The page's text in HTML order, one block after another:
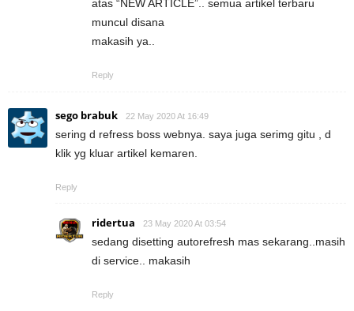
atas “NEW ARTICLE”.. semua artikel terbaru
muncul disana
makasih ya..
Reply
sego brabuk 22 May 2020 At 16:49
sering d refress boss webnya. saya juga serimg gitu , d
klik yg kluar artikel kemaren.
Reply
ridertua 23 May 2020 At 03:54
sedang disetting autorefresh mas sekarang..masih
di service.. makasih
Reply